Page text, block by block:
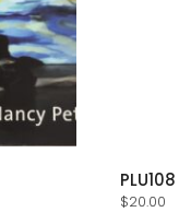
PLU108
$20.00